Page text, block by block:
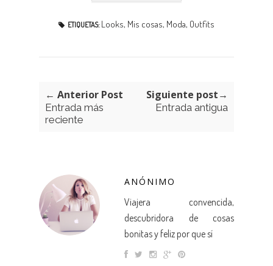
ETIQUETAS: Looks, Mis cosas, Moda, Outfits
← Anterior Post
Entrada más
reciente
Siguiente post→
Entrada antigua
ANÓNIMO
Viajera convencida,
descubridora de cosas
bonitas y feliz por que sí